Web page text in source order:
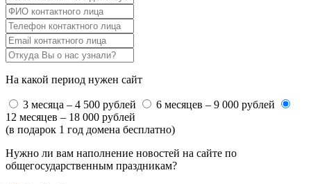
На какой период нужен сайт
3 месяца – 4 500 рублей
6 месяцев – 9 000 рублей
12 месяцев – 18 000 рублей
(в подарок 1 год домена бесплатно)
Нужно ли вам наполнение новостей на сайте по
общегосударственным праздникам?